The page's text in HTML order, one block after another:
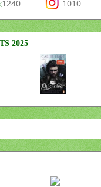
1240 1010
2025